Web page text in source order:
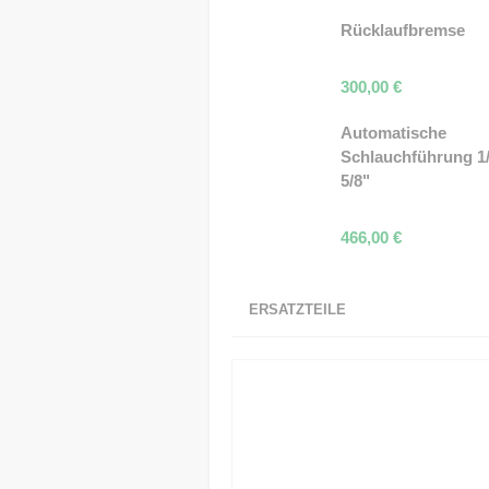
Rücklaufbremse
300,00€
Automatische
Schlauchführung
5/8"
466,00€
ERSATZTEILE